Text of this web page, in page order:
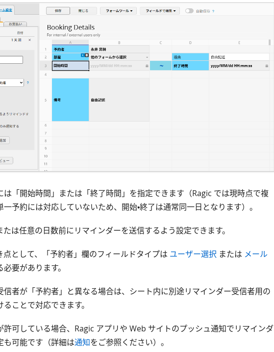
は「開始時間」または「終了時間」を指定できます（Ragic では現時点で複
予約には対応していないため、開始・終了は通常同一日となります）。
は任意の日数前にリマインダーを送信するよう設定できます。
点として、「予約者」欄のフィールドタイプは ユーザー選択 または メール
要があります。
信者が「予約者」と異なる場合は、シート内に別途リマインダー受信者用の
ことで対応できます。
許可している場合、Ragic アプリや Web サイトのプッシュ通知でリマインダ
も可能です（詳細は通知をご参照ください）。